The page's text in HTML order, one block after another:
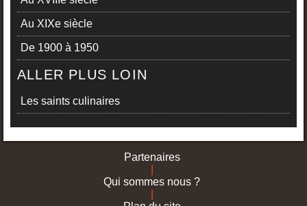
Au XIXe siècle
De 1900 à 1950
ALLER PLUS LOIN
Les saints culinaires
Partenaires
Qui sommes nous ?